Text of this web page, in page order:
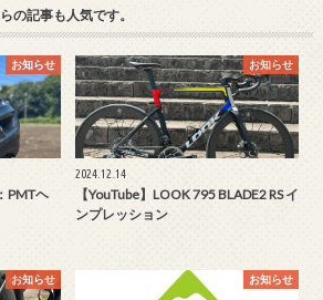
の記事も人気です。
お知らせ
PMTヘ
お知らせ
2024.12.14
【YouTube】LOOK 795 BLADE2 RS イ
ンプレッション
お知らせ お知らせ